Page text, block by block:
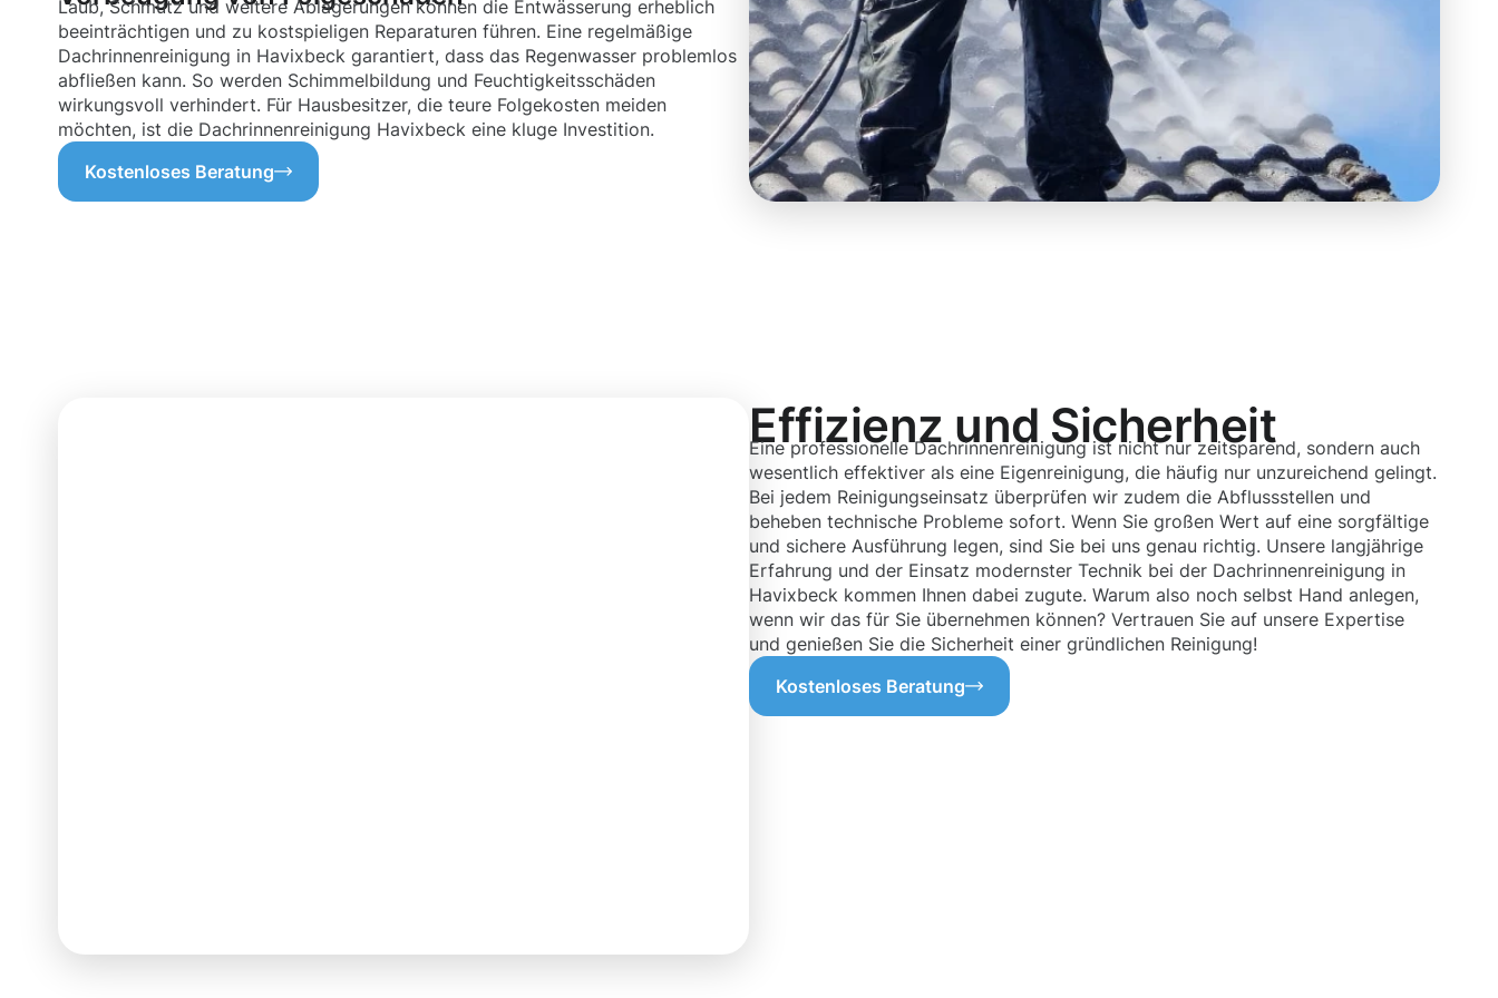
Laub, Schmutz und weitere Ablagerungen können die Entwässerung erheblich
beeinträchtigen und zu kostspieligen Reparaturen führen. Eine regelmäßige
Dachrinnenreinigung in Havixbeck garantiert, dass das Regenwasser problemlos
abfließen kann. So werden Schimmelbildung und Feuchtigkeitsschäden
wirkungsvoll verhindert. Für Hausbesitzer, die teure Folgekosten meiden
möchten, ist die Dachrinnenreinigung Havixbeck eine kluge Investition.
Kostenloses Beratung
Effizienz und Sicherheit
Eine professionelle Dachrinnenreinigung ist nicht nur zeitsparend, sondern auch
wesentlich effektiver als eine Eigenreinigung, die häufig nur unzureichend gelingt.
Bei jedem Reinigungseinsatz überprüfen wir zudem die Abflussstellen und
beheben technische Probleme sofort. Wenn Sie großen Wert auf eine sorgfältige
und sichere Ausführung legen, sind Sie bei uns genau richtig. Unsere langjährige
Erfahrung und der Einsatz modernster Technik bei der Dachrinnenreinigung in
Havixbeck kommen Ihnen dabei zugute. Warum also noch selbst Hand anlegen,
wenn wir das für Sie übernehmen können? Vertrauen Sie auf unsere Expertise
und genießen Sie die Sicherheit einer gründlichen Reinigung!
Kostenloses Beratung